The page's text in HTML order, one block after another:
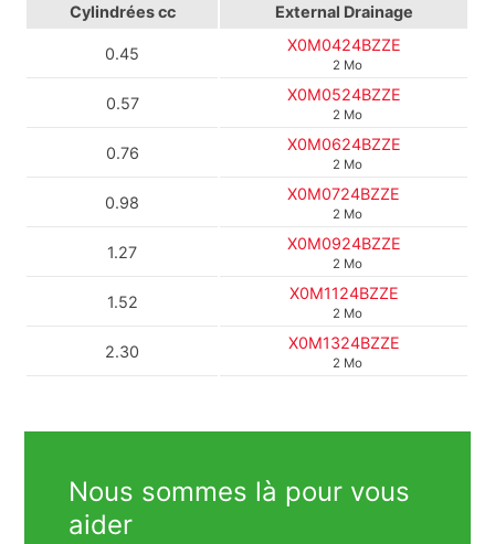
Cylindréescc External Drainage
0.45 X0M0424BZZE
2 Mo
0.57 X0M0524BZZE
2 Mo
0.76 X0M0624BZZE
2 Mo
0.98 X0M0724BZZE
2 Mo
1.27 X0M0924BZZE
2 Mo
1.52 X0M1124BZZE
2 Mo
2.30 X0M1324BZZE
2 Mo
Nous sommes là pour vous
aider